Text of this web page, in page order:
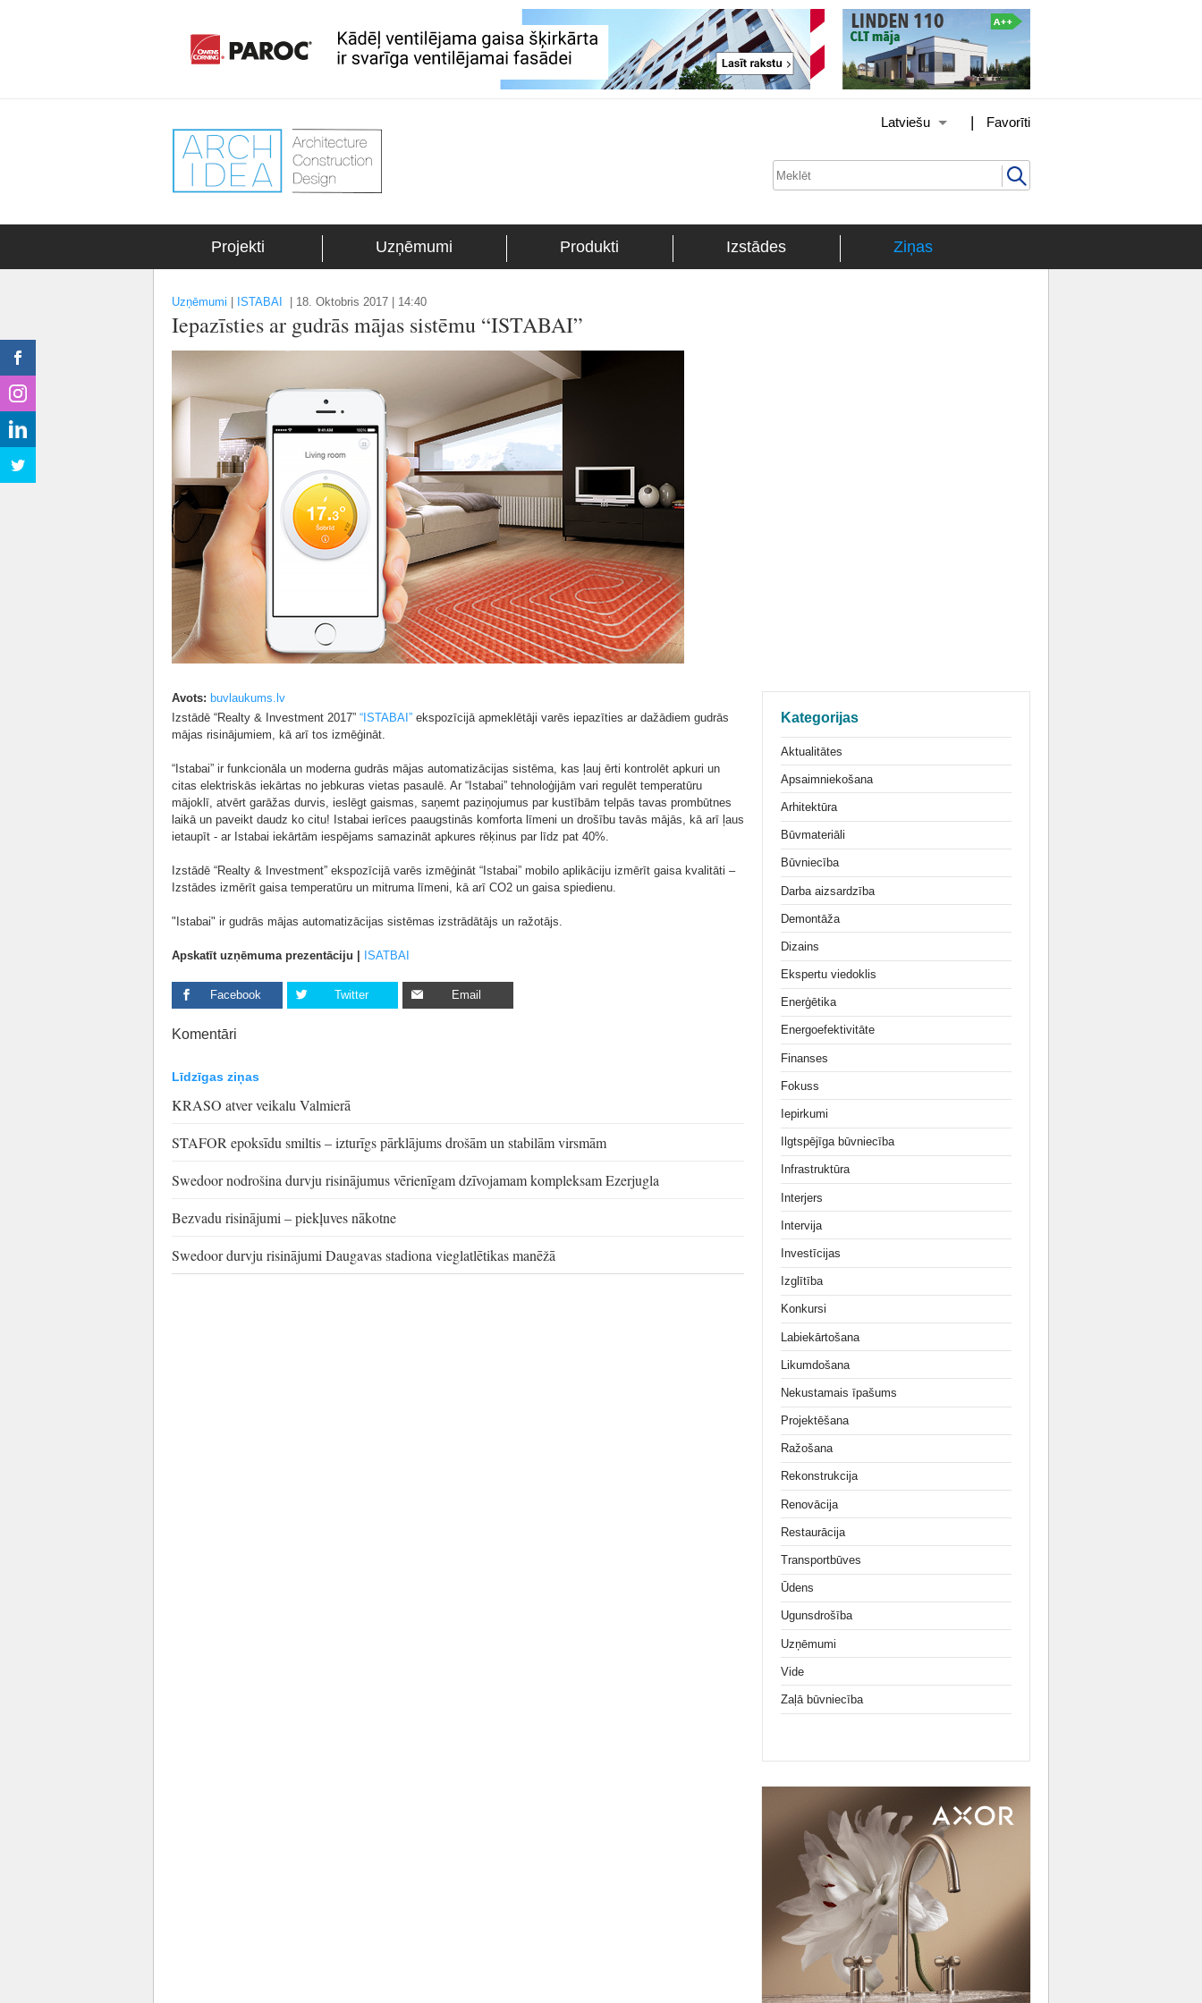
Favorīti
|
Latviešu
Projekti Uzņēmumi Produkti Izstādes Ziņas
Uzņēmumi ISTABAI 18. Oktobris 2017 | 14:40
Iepazīsties ar gudrās mājas sistēmu “ISTABAI”
Avots: buvlaukums.lv
Izstādē “Realty & Investment 2017” “ISTABAI” ekspozīcijā apmeklētāji varēs iepazīties ar dažādiem gudrās
mājas risinājumiem, kā arī tos izmēģināt.
“Istabai” ir funkcionāla un moderna gudrās mājas automatizācijas sistēma, kas ļauj ērti kontrolēt apkuri un
citas elektriskās iekārtas no jebkuras vietas pasaulē. Ar “Istabai” tehnoloģijām vari regulēt temperatūru
mājoklī, atvērt garāžas durvis, ieslēgt gaismas, saņemt paziņojumus par kustībām telpās tavas prombūtnes
laikā un paveikt daudz ko citu! Istabai ierīces paaugstinās komforta līmeni un drošību tavās mājās, kā arī ļaus
ietaupīt - ar Istabai iekārtām iespējams samazināt apkures rēķinus par līdz pat 40%.
Izstādē “Realty & Investment” ekspozīcijā varēs izmēģināt “Istabai” mobilo aplikāciju izmērīt gaisa kvalitāti –
Izstādes izmērīt gaisa temperatūru un mitruma līmeni, kā arī CO2 un gaisa spiedienu.
"Istabai" ir gudrās mājas automatizācijas sistēmas izstrādātājs un ražotājs.
Apskatīt uzņēmuma prezentāciju | ISATBAI
Facebook Twitter Email
Komentāri
Līdzīgas ziņas
KRASO atver veikalu Valmierā
STAFOR epoksīdu smiltis – izturīgs pārklājums drošām un stabilām virsmām
Swedoor nodrošina durvju risinājumus vērienīgam dzīvojamam kompleksam Ezerjugla
Bezvadu risinājumi – piekļuves nākotne
Swedoor durvju risinājumi Daugavas stadiona vieglatlētikas manēžā
Kategorijas
Aktualitātes
Apsaimniekošana
Arhitektūra
Būvmateriāli
Būvniecība
Darba aizsardzība
Demontāža
Dizains
Ekspertu viedoklis
Enerģētika
Energoefektivitāte
Finanses
Fokuss
Iepirkumi
Ilgtspējīga būvniecība
Infrastruktūra
Interjers
Intervija
Investīcijas
Izglītība
Konkursi
Labiekārtošana
Likumdošana
Nekustamais īpašums
Projektēšana
Ražošana
Rekonstrukcija
Renovācija
Restaurācija
Transportbūves
Ūdens
Ugunsdrošība
Uzņēmumi
Vide
Zaļā būvniecība